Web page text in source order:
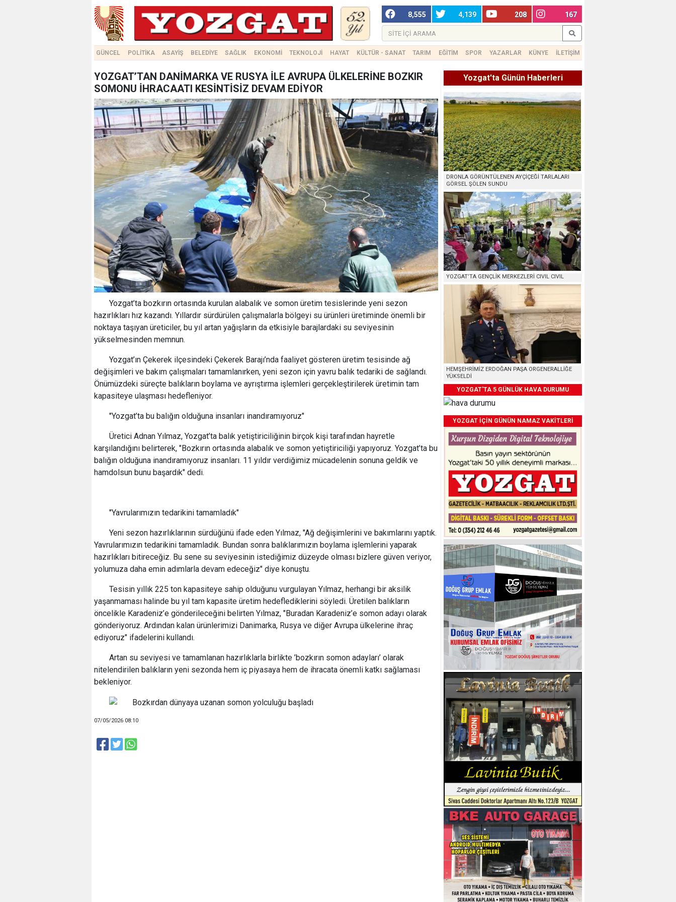
8,555 4,139 208 167
GÜNCEL POLİTİKA ASAYİŞ BELEDİYE SAĞLIK EKONOMİ TEKNOLOJİ HAYAT KÜLTÜR - SANAT TARIM EĞİTİM SPOR YAZARLAR KÜNYE İLETİŞİM
YOZGAT’TAN DANİMARKA VE RUSYA İLE AVRUPA ÜLKELERİNE BOZKIR
SOMONU İHRACAATI KESİNTİSİZ DEVAM EDİYOR
Yozgat’ta bozkırın ortasında kurulan alabalık ve somon üretim tesislerinde yeni sezon
hazırlıkları hız kazandı. Yıllardır sürdürülen çalışmalarla bölgeyi su ürünleri üretiminde önemli bir
noktaya taşıyan üreticiler, bu yıl artan yağışların da etkisiyle barajlardaki su seviyesinin
yükselmesinden memnun.
Yozgat’ın Çekerek ilçesindeki Çekerek Barajı’nda faaliyet gösteren üretim tesisinde ağ
değişimleri ve bakım çalışmaları tamamlanırken, yeni sezon için yavru balık tedariki de sağlandı.
Önümüzdeki süreçte balıkların boylama ve ayrıştırma işlemleri gerçekleştirilerek üretimin tam
kapasiteye ulaşması hedefleniyor.
"Yozgat’ta bu balığın olduğuna insanları inandıramıyoruz"
Üretici Adnan Yılmaz, Yozgat’ta balık yetiştiriciliğinin birçok kişi tarafından hayretle
karşılandığını belirterek, "Bozkırın ortasında alabalık ve somon yetiştiriciliği yapıyoruz. Yozgat’ta bu
balığın olduğuna inandıramıyoruz insanları. 11 yıldır verdiğimiz mücadelenin sonuna geldik ve
hamdolsun bunu başardık" dedi.
"Yavrularımızın tedarikini tamamladık"
Yeni sezon hazırlıklarının sürdüğünü ifade eden Yılmaz, "Ağ değişimlerini ve bakımlarını yaptık.
Yavrularımızın tedarikini tamamladık. Bundan sonra balıklarımızın boylama işlemlerini yaparak
hazırlıkları bitireceğiz. Bu sene su seviyesinin istediğimiz düzeyde olması bizlere güven veriyor,
yolumuza daha emin adımlarla devam edeceğiz" diye konuştu.
Tesisin yıllık 225 ton kapasiteye sahip olduğunu vurgulayan Yılmaz, herhangi bir aksilik
yaşanmaması halinde bu yıl tam kapasite üretim hedeflediklerini söyledi. Üretilen balıkların
öncelikle Karadeniz’e gönderileceğini belirten Yılmaz, "Buradan Karadeniz’e somon adayı olarak
gönderiyoruz. Ardından kalan ürünlerimizi Danimarka, Rusya ve diğer Avrupa ülkelerine ihraç
ediyoruz" ifadelerini kullandı.
Artan su seviyesi ve tamamlanan hazırlıklarla birlikte ’bozkırın somon adayları’ olarak
nitelendirilen balıkların yeni sezonda hem iç piyasaya hem de ihracata önemli katkı sağlaması
bekleniyor.
07/05/2026 08:10
Yozgat'ta Günün Haberleri
DRONLA GÖRÜNTÜLENEN AYÇİÇEĞİ TARLALARI
GÖRSEL ŞÖLEN SUNDU
YOZGAT’TA GENÇLİK MERKEZLERİ CIVIL CIVIL
HEMŞEHRİMİZ ERDOĞAN PAŞA ORGENERALLİĞE
YÜKSELDİ
YOZGAT'TA 5 GÜNLÜK HAVA DURUMU
YOZGAT İÇİN GÜNÜN NAMAZ VAKİTLERİ